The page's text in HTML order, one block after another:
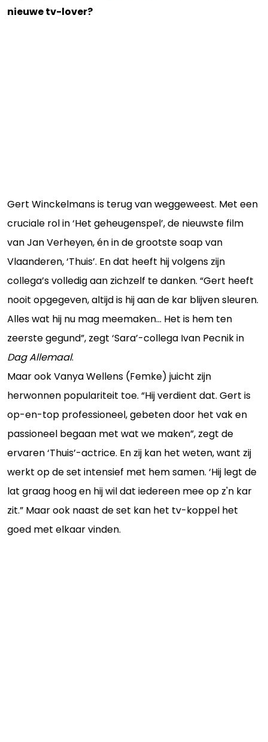
nieuwe tv-lover?
Gert Winckelmans is terug van weggeweest. Met een
cruciale rol in ‘Het geheugenspel’, de nieuwste film
van Jan Verheyen, én in de grootste soap van
Vlaanderen, ‘Thuis’. En dat heeft hij volgens zijn
collega’s volledig aan zichzelf te danken. “Gert heeft
nooit opgegeven, altijd is hij aan de kar blijven sleuren.
Alles wat hij nu mag meemaken... Het is hem ten
zeerste gegund”, zegt ‘Sara’-collega Ivan Pecnik in
Dag Allemaal.
Maar ook Vanya Wellens (Femke) juicht zijn
herwonnen populariteit toe. “Hij verdient dat. Gert is
op-en-top professioneel, gebeten door het vak en
passioneel begaan met wat we maken”, zegt de
ervaren ‘Thuis’-actrice. En zij kan het weten, want zij
werkt op de set intensief met hem samen. ‘Hij legt de
lat graag hoog en hij wil dat iedereen mee op z'n kar
zit.” Maar ook naast de set kan het tv-koppel het
goed met elkaar vinden.